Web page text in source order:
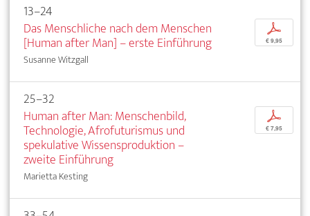
13–24
Das Menschliche nach dem Menschen
[Human after Man] – erste Einführung
Susanne Witzgall
p
€ 9,95
25–32
Human after Man: Menschenbild,
Technologie, Afrofuturismus und
spekulative Wissensproduktion –
zweite Einführung
Marietta Kesting
p
€ 7,95